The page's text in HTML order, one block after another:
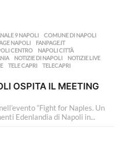
9 NAPOLI ,COMUNE DI NAPOLI
NAPOLI ,FANPAGE.IT
CENTRO ,NAPOLI CITTÀ
,NOTIZIE DI NAPOLI ,NOTIZIE LIVE
,TELE CAPRI ,TELECAPRI
OSPITA IL MEETING
“Fight for Naples. Un
Edenlandia di Napoli in...